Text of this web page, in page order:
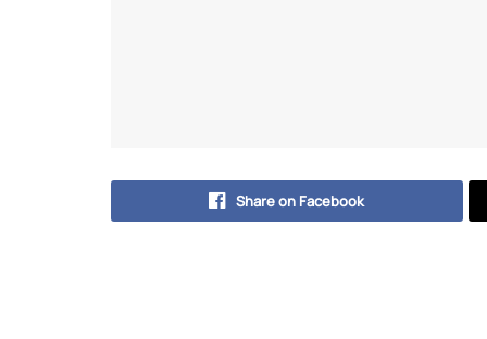
Share on Facebook